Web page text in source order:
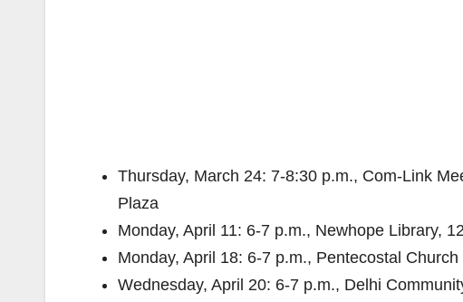
Thursday, March 24: 7-8:30 p.m., Com-Link
Plaza
Monday, April 11: 6-7 p.m., Newhope Library,
Monday, April 18: 6-7 p.m., Pentecostal
Wednesday, April 20: 6-7 p.m., Delhi